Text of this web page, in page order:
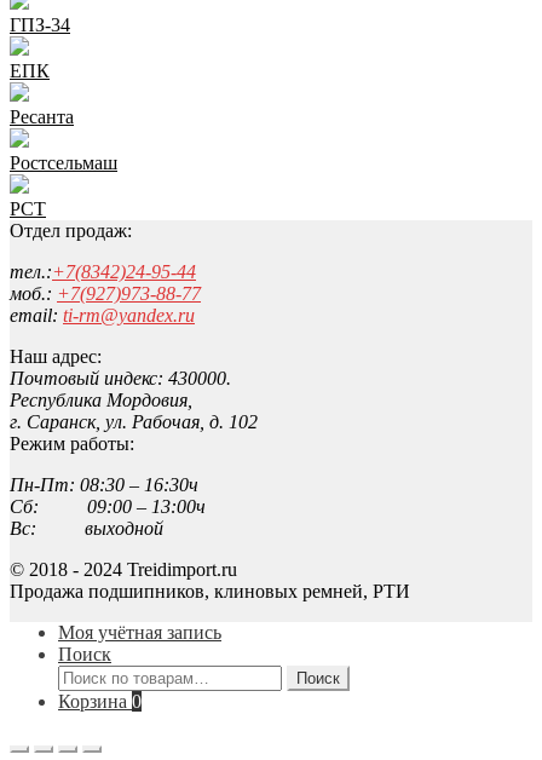
ГПЗ-34
ЕПК
Ресанта
Ростсельмаш
РСТ
Отдел продаж:
тел.:+7(8342)24-95-44
моб.: +7(927)973-88-77
email: ti-rm@yandex.ru
Наш адрес:
Почтовый индекс: 430000.
Республика Мордовия,
г. Саранск, ул. Рабочая, д. 102
Режим работы:
Пн-Пт: 08:30 – 16:30ч
Сб: 09:00 – 13:00ч
Вс: выходной
© 2018 - 2024 Treidimport.ru
Продажа подшипников, клиновых ремней, РТИ
Моя учётная запись
Поиск
Искать:
Поиск
Корзина 0